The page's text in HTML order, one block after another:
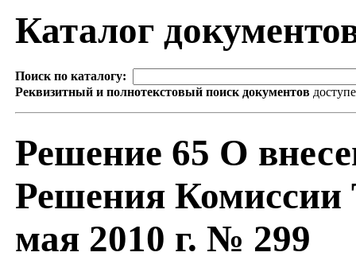
Каталог
Поиск по каталогу:
Реквизитный и полнотекстовый поиск документов
Решение 65 О
Решения Комиссии
мая 2010 г. № 299